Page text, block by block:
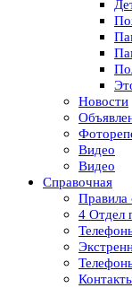
Новости
Видео
Видео
Справочная
Правила
4 Отдел